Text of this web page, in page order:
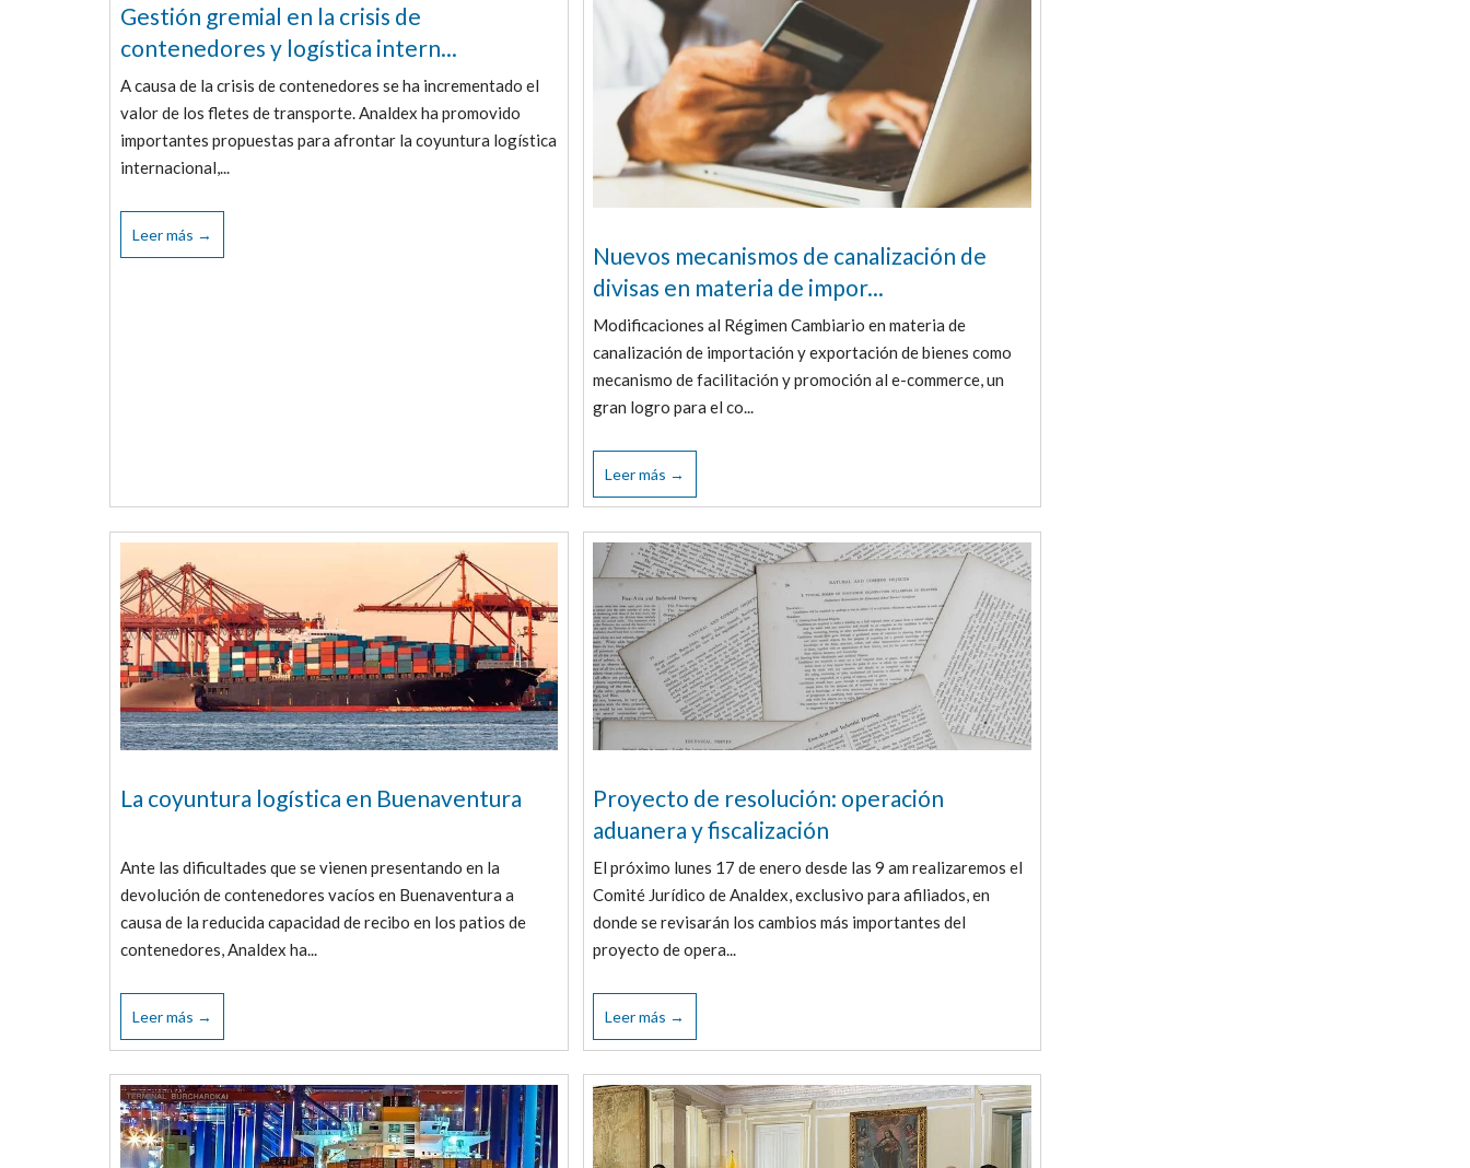
Gestión gremial en la crisis de
contenedores y logística intern...
A causa de la crisis de contenedores se ha incrementado el
valor de los fletes de transporte. Analdex ha promovido
importantes propuestas para afrontar la coyuntura logística
internacional,...
Leer más →
Nuevos mecanismos de canalización de
divisas en materia de impor...
Modificaciones al Régimen Cambiario en materia de
canalización de importación y exportación de bienes como
mecanismo de facilitación y promoción al e-commerce, un
gran logro para el co...
Leer más →
La coyuntura logística en Buenaventura
Ante las dificultades que se vienen presentando en la
devolución de contenedores vacíos en Buenaventura a
causa de la reducida capacidad de recibo en los patios de
contenedores, Analdex ha...
Leer más →
Proyecto de resolución: operación
aduanera y fiscalización
El próximo lunes 17 de enero desde las 9 am realizaremos el
Comité Jurídico de Analdex, exclusivo para afiliados, en
donde se revisarán los cambios más importantes del
proyecto de opera...
Leer más →